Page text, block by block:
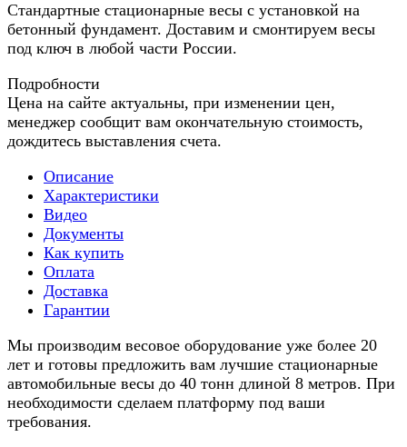
Стандартные стационарные весы с установкой на
бетонный фундамент. Доставим и смонтируем весы
под ключ в любой части России.
Подробности
Цена на сайте актуальны, при изменении цен,
менеджер сообщит вам окончательную стоимость,
дождитесь выставления счета.
Описание
Характеристики
Видео
Документы
Как купить
Оплата
Доставка
Гарантии
Мы производим весовое оборудование уже более 20
лет и готовы предложить вам лучшие стационарные
автомобильные весы до 40 тонн длиной 8 метров. При
необходимости сделаем платформу под ваши
требования.